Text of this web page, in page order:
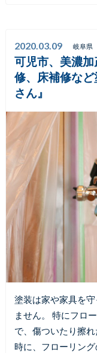
2020.03.09 岐阜県
可児市、美濃
修、床補修な
さん』
塗装は家や家具を
ません。 特にフロ
で、傷ついたり擦
時に、フローリン